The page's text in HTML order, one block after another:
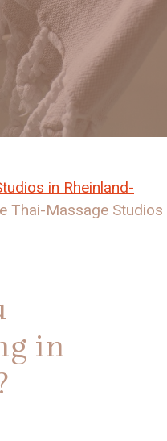
in Rheinland-
Thai-Massage Studios
in